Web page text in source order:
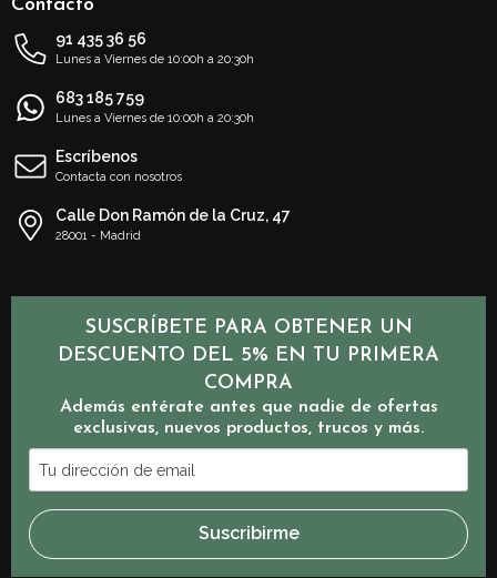
Contacto
91 435 36 56
Lunes a Viernes de 10:00h a 20:30h
683 185 759
Lunes a Viernes de 10:00h a 20:30h
Escríbenos
Contacta con nosotros
Calle Don Ramón de la Cruz, 47
28001 - Madrid
SUSCRÍBETE PARA OBTENER UN
DESCUENTO DEL 5% EN TU PRIMERA
COMPRA
Además entérate antes que nadie de ofertas
exclusivas, nuevos productos, trucos y más.
Tu
dirección
de
email
Suscribirme